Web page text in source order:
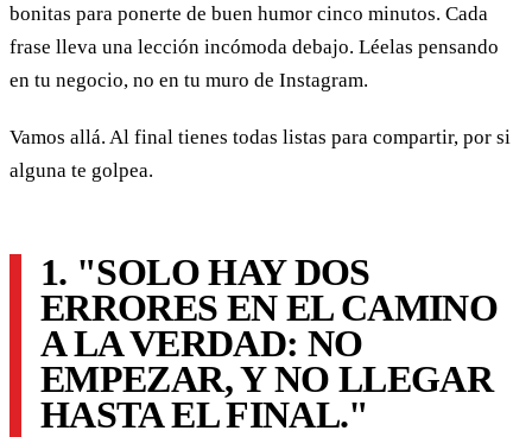
bonitas para ponerte de buen humor cinco minutos. Cada
frase lleva una lección incómoda debajo. Léelas pensando
en tu negocio, no en tu muro de Instagram.
Vamos allá. Al final tienes todas listas para compartir, por si
alguna te golpea.
1. "SOLO HAY DOS
ERRORES EN EL CAMINO
A LA VERDAD: NO
EMPEZAR, Y NO LLEGAR
HASTA EL FINAL."